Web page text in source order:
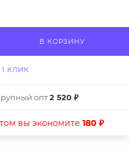
В КОРЗИНУ
КЛИК
опт2 520 ₽
вы экономите 180 ₽